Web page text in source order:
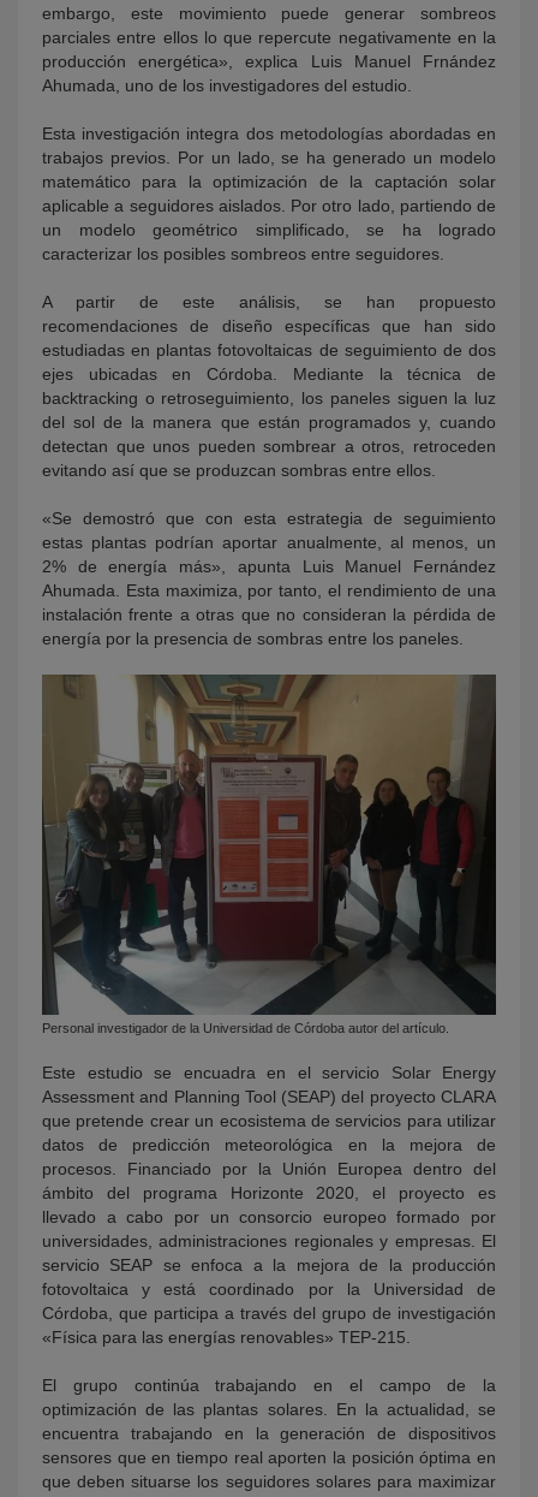
embargo, este movimiento puede generar sombreos
parciales entre ellos lo que repercute negativamente en la
producción energética», explica Luis Manuel Frnández
Ahumada, uno de los investigadores del estudio.
Esta investigación integra dos metodologías abordadas en
trabajos previos. Por un lado, se ha generado un modelo
matemático para la optimización de la captación solar
aplicable a seguidores aislados. Por otro lado, partiendo de
un modelo geométrico simplificado, se ha logrado
caracterizar los posibles sombreos entre seguidores.
A partir de este análisis, se han propuesto
recomendaciones de diseño específicas que han sido
estudiadas en plantas fotovoltaicas de seguimiento de dos
ejes ubicadas en Córdoba. Mediante la técnica de
backtracking o retroseguimiento, los paneles siguen la luz
del sol de la manera que están programados y, cuando
detectan que unos pueden sombrear a otros, retroceden
evitando así que se produzcan sombras entre ellos.
«Se demostró que con esta estrategia de seguimiento
estas plantas podrían aportar anualmente, al menos, un
2% de energía más», apunta Luis Manuel Fernández
Ahumada. Esta maximiza, por tanto, el rendimiento de una
instalación frente a otras que no consideran la pérdida de
energía por la presencia de sombras entre los paneles.
Personal investigador de la Universidad de Córdoba autor del artículo.
Este estudio se encuadra en el servicio Solar Energy
Assessment and Planning Tool (SEAP) del proyecto CLARA
que pretende crear un ecosistema de servicios para utilizar
datos de predicción meteorológica en la mejora de
procesos. Financiado por la Unión Europea dentro del
ámbito del programa Horizonte 2020, el proyecto es
llevado a cabo por un consorcio europeo formado por
universidades, administraciones regionales y empresas. El
servicio SEAP se enfoca a la mejora de la producción
fotovoltaica y está coordinado por la Universidad de
Córdoba, que participa a través del grupo de investigación
«Física para las energías renovables» TEP-215.
El grupo continúa trabajando en el campo de la
optimización de las plantas solares. En la actualidad, se
encuentra trabajando en la generación de dispositivos
sensores que en tiempo real aporten la posición óptima en
que deben situarse los seguidores solares para maximizar